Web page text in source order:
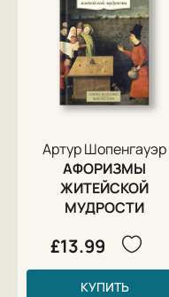
Артур Шопенгауэр
АФОРИЗМЫ
ЖИТЕЙСКОЙ
МУДРОСТИ
£13.99
КУПИТЬ